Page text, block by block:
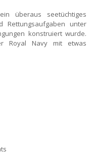
überaus seetüchtiges
Rettungsaufgaben unter
konstruiert wurde.
Royal Navy mit etwas